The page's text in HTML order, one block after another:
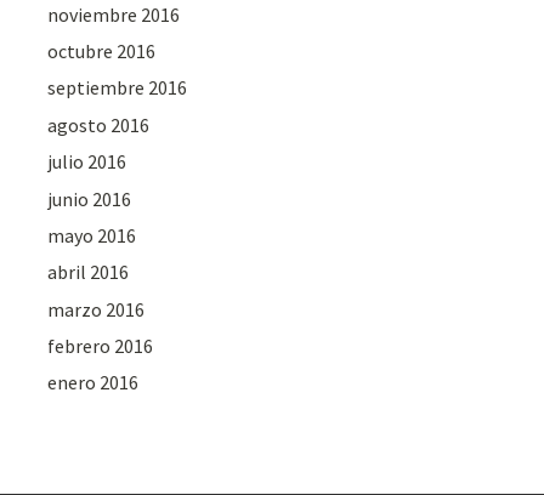
noviembre 2016
octubre 2016
septiembre 2016
agosto 2016
julio 2016
junio 2016
mayo 2016
abril 2016
marzo 2016
febrero 2016
enero 2016